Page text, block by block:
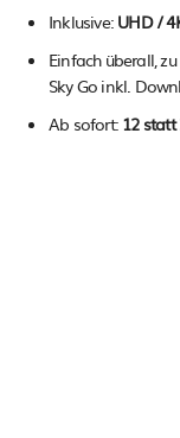
Inklusive: UHD /
Einfach überall,
Sky Go inkl.
Ab sofort: 12